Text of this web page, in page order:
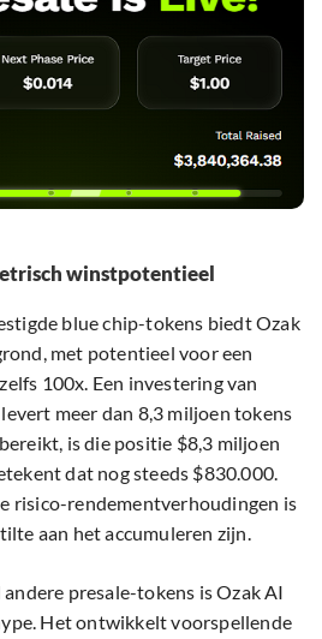
winstpotentieel
blue chip-tokens biedt Ozak
met potentieel voor een
100x. Een investering van
meer dan 8,3 miljoen tokens
is die positie $8,3 miljoen
dat nog steeds $830.000.
risico-rendementverhoudingen is
aan het accumuleren zijn.
presale-tokens is Ozak AI
Het ontwikkelt voorspellende